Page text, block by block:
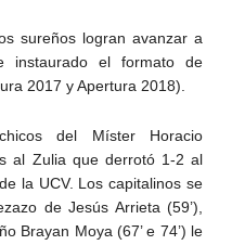
sureños logran avanzar a
instaurado el formato de
2017 y Apertura 2018).
del Míster Horacio
al Zulia que derrotó 1-2 al
la UCV. Los capitalinos se
de Jesús Arrieta (59’),
Brayan Moya (67’ e 74’) le